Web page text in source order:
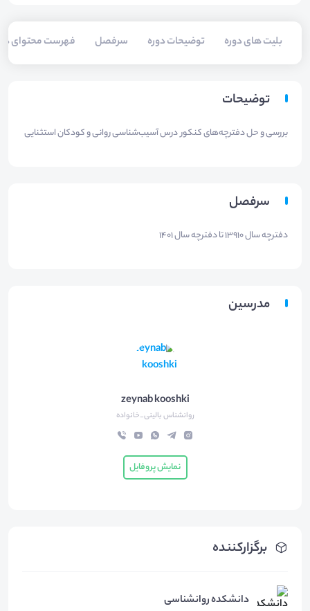
برگزارکننده
دانشکده روانشناسی
بلیت های دوره توضیحات دوره سرفصل فهرست محتوای
توضیحات
بررسی و حل دفترچه‌های کنکور درس آسیب‌شناسی روانی و کودکان استثنایی
سرفصل
دفترچه سال ۱۳۹۱۰ تا دفترچه سال ۱۴۰۱
مدرسین
zeynab kooshki
روانشناس بالینی_خانواده
نمایش پروفایل